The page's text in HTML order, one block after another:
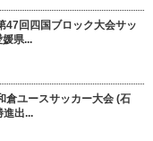
47回四国ブロック大会サッ
県...
倉ユースサッカー大会 (石
進出...